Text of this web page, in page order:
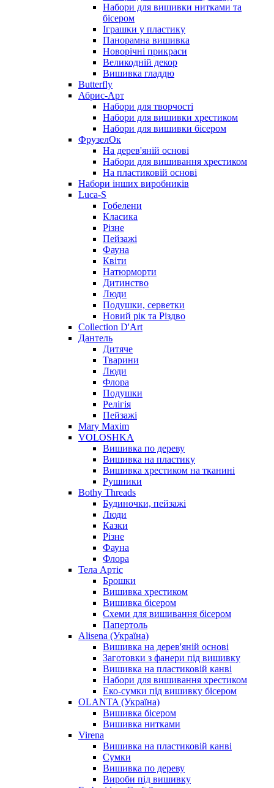
Набори для вишивки нитками та
бісером
Іграшки у пластику
Панорамна вишивка
Новорічні прикраси
Великодній декор
Вишивка гладдю
Butterfly
Абрис-Арт
Набори для творчості
Набори для вишивки хрестиком
Набори для вишивки бісером
ФрузелОк
На дерев'яній основі
Набори для вишивання хрестиком
На пластиковій основі
Набори інших виробників
Luca-S
Гобелени
Класика
Різне
Пейзажі
Фауна
Квіти
Натюрморти
Дитинство
Люди
Подушки, серветки
Новий рік та Різдво
Collection D'Art
Дантель
Дитяче
Тварини
Люди
Флора
Подушки
Релігія
Пейзажі
Mary Maxim
VOLOSHKA
Вишивка по дереву
Вишивка на пластику
Вишивка хрестиком на тканині
Рушники
Bothy Threads
Будиночки, пейзажі
Люди
Казки
Різне
Фауна
Флора
Тела Артіс
Брошки
Вишивка хрестиком
Вишивка бісером
Схеми для вишивання бісером
Папертоль
Alisena (Україна)
Вишивка на дерев'яній основі
Заготовки з фанери під вишивку
Вишивка на пластиковій канві
Набори для вишивання хрестиком
Еко-сумки під вишивку бісером
OLANTA (Україна)
Вишивка бісером
Вишивка нитками
Virena
Вишивка на пластиковій канві
Сумки
Вишивка по дереву
Вироби під вишивку